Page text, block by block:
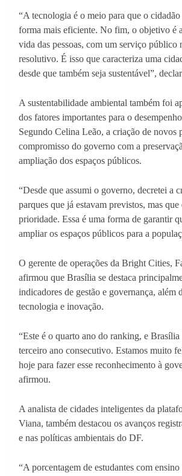
“A tecnologia é o meio para que o
forma mais eficiente. No fim, o objetivo é
vida das pessoas, com um serviço público
resolutivo. É isso que caracteriza uma
desde que também seja sustentável”,
A sustentabilidade ambiental também foi
dos fatores importantes para o
Segundo Celina Leão, a criação de novos
compromisso do governo com a
ampliação dos espaços públicos.
“Desde que assumi o governo, decretei a
parques que já estavam previstos, mas
prioridade. Essa é uma forma de garantir
ampliar os espaços públicos para a
O gerente de operações da Bright Cities,
afirmou que Brasília se destaca
indicadores de gestão e governança, além
tecnologia e inovação.
“Este é o quarto ano do ranking, e
terceiro ano consecutivo. Estamos muito
hoje para fazer esse reconhecimento à
afirmou.
A analista de cidades inteligentes da
Viana, também destacou os avanços
e nas políticas ambientais do DF.
“A porcentagem de estudantes com